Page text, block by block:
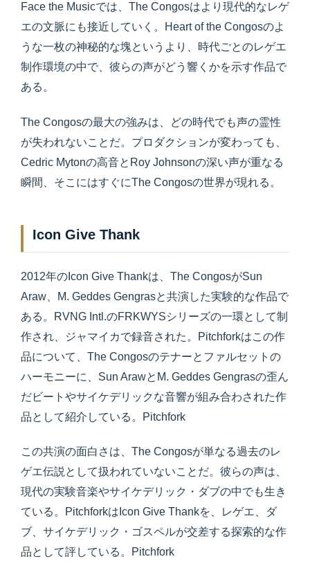
Face the Musicでは、The Congosはより現代的なレゲ
エの文脈にも接近していく。Heart of the Congosのよ
うな一枚の神秘的な塊というより、時代ごとのレゲエ
制作環境の中で、彼らの声がどう響くかを示す作品で
ある。
The Congosの最大の強みは、どの時代でも声の霊性
が失われないことだ。プロダクションが変わっても、
Cedric Mytonの高音とRoy Johnsonの深い声が重なる
瞬間、そこにはすぐにThe Congosの世界が現れる。
Icon Give Thank
2012年のIcon Give Thankは、The CongosがSun
Araw、M. Geddes Gengrasと共演した実験的な作品で
ある。RVNG Intl.のFRKWYSシリーズの一環として制
作され、ジャマイカで録音された。Pitchforkはこの作
品について、The Congosのテナーとファルセットの
ハーモニーに、Sun ArawとM. Geddes Gengrasの歪ん
だビートやサイケデリックな音響が組み合わされた作
品として紹介している。Pitchfork
この共演の面白さは、The Congosが単なる過去のレ
ゲエ伝説として扱われていないことだ。彼らの声は、
現代の実験音楽やサイケデリック・ダブの中でも生き
ている。PitchforkはIcon Give Thankを、レゲエ、ダ
ブ、サイケデリック・ゴスペルが交差する探索的な作
品として評している。Pitchfork